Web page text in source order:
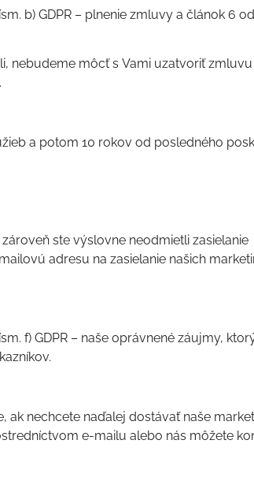
b) GDPR – plnenie zmluvy a článok 6
nebudeme môcť s Vami uzatvoriť
a potom 10 rokov od posledného
ste výslovne neodmietli zasielanie
adresu na zasielanie našich
f) GDPR – naše oprávnené záujmy,
ak nechcete naďalej dostávať naše
e-mailu alebo nás môžete